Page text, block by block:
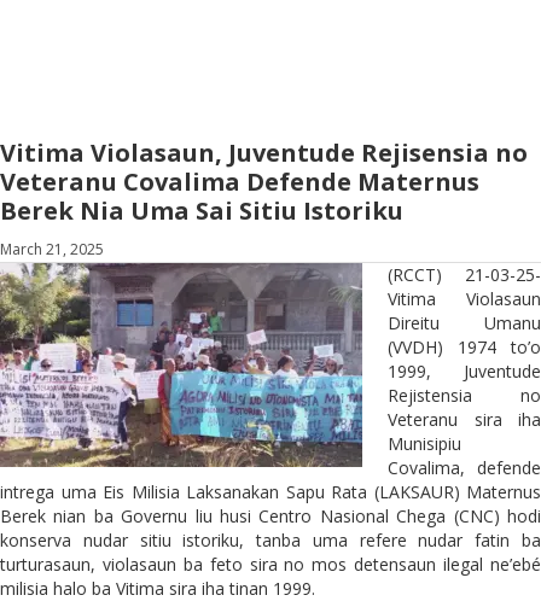
Vitima Violasaun, Juventude Rejisensia no
Veteranu Covalima Defende Maternus
Berek Nia Uma Sai Sitiu Istoriku
March 21, 2025
(RCCT) 21-03-25-
Vitima Violasaun
Direitu Umanu
(VVDH) 1974 to’o
1999, Juventude
Rejistensia no
Veteranu sira iha
Munisipiu
Covalima, defende
intrega uma Eis Milisia Laksanakan Sapu Rata (LAKSAUR) Maternus
Berek nian ba Governu liu husi Centro Nasional Chega (CNC) hodi
konserva nudar sitiu istoriku, tanba uma refere nudar fatin ba
turturasaun, violasaun ba feto sira no mos detensaun ilegal ne’ebé
milisia halo ba Vitima sira iha tinan 1999.